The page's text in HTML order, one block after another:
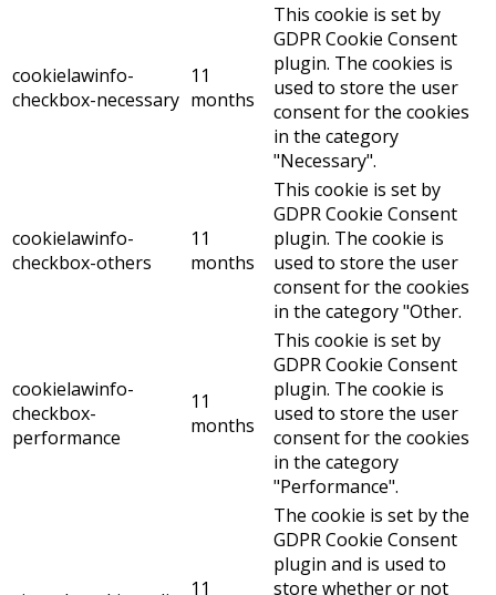
cookielawinfo-
checkbox-necessary
11
months
This cookie is set by
GDPR Cookie Consent
plugin. The cookies is
used to store the user
consent for the cookies
in the category
"Necessary".
cookielawinfo-
checkbox-others
11
months
This cookie is set by
GDPR Cookie Consent
plugin. The cookie is
used to store the user
consent for the cookies
in the category "Other.
cookielawinfo-
checkbox-
performance
11
months
This cookie is set by
GDPR Cookie Consent
plugin. The cookie is
used to store the user
consent for the cookies
in the category
"Performance".
11
The cookie is set by the
GDPR Cookie Consent
plugin and is used to
store whether or not